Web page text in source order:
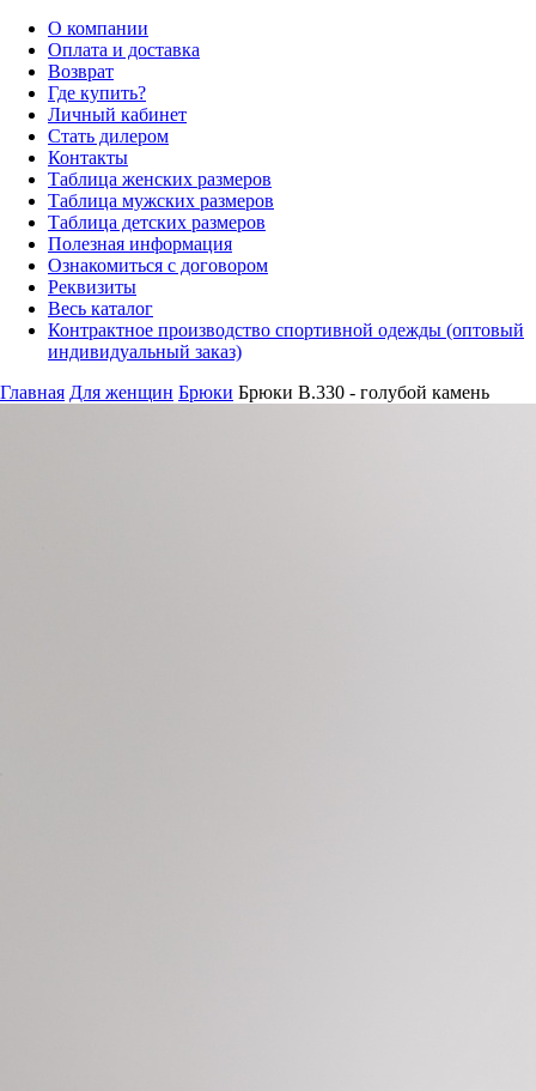
О компании
Оплата и доставка
Возврат
Где купить?
Личный кабинет
Стать дилером
Контакты
Таблица женских размеров
Таблица мужских размеров
Таблица детских размеров
Полезная информация
Ознакомиться с договором
Реквизиты
Весь каталог
Контрактное производство спортивной одежды (оптовый
индивидуальный заказ)
Главная Для женщин Брюки Брюки B.330 - голубой камень